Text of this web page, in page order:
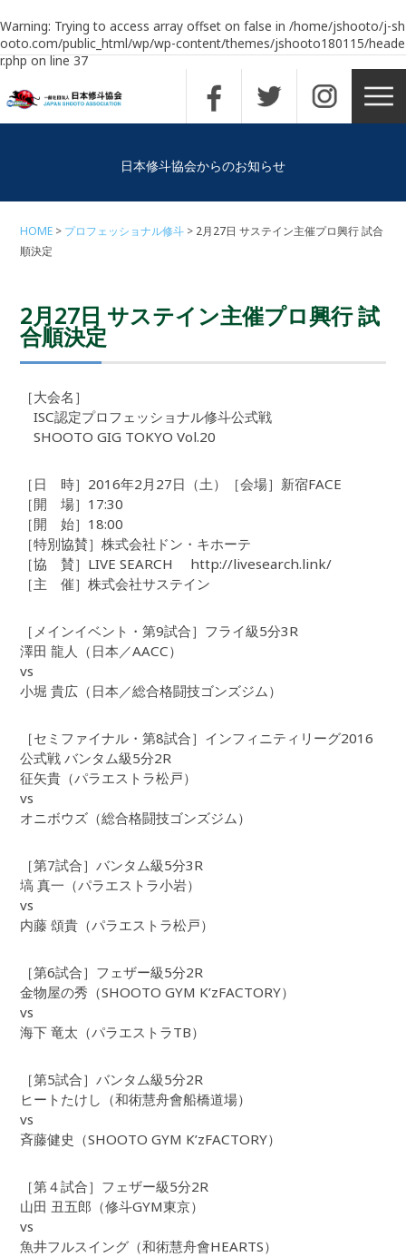
Warning: Trying to access array offset on false in /home/jshooto/j-sh
ooto.com/public_html/wp/wp-content/themes/jshooto180115/heade
r.phpon line37
日本修斗協会からのお知らせ
HOME プロフェッショナル修斗
2月27日 サステイン主催プロ興行 試合
順決定
2月27日 サステイン主催プロ興行 試
合順決定
［大会名］
ISC認定プロフェッショナル修斗公式戦
SHOOTO GIG TOKYO Vol.20
［日 時］2016年2月27日（土）［会場］新宿FACE
［開 場］17:30
［開 始］18:00
［特別協賛］株式会社ドン・キホーテ
［協 賛］LIVE SEARCH http://livesearch.link/
［主 催］株式会社サステイン
［メインイベント・第9試合］フライ級5分3R
澤田 龍人（日本／AACC）
vs
小堀 貴広（日本／総合格闘技ゴンズジム）
［セミファイナル・第8試合］インフィニティリーグ2016
公式戦 バンタム級5分2R
征矢貴（パラエストラ松戸）
vs
オニボウズ（総合格闘技ゴンズジム）
［第7試合］バンタム級5分3R
塙 真一（パラエストラ小岩）
vs
内藤 頌貴（パラエストラ松戸）
［第6試合］フェザー級5分2R
金物屋の秀（SHOOTO GYM K’zFACTORY）
vs
海下 竜太（パラエストラTB）
［第5試合］バンタム級5分2R
ヒートたけし（和術慧舟會船橋道場）
vs
斉藤健史（SHOOTO GYM K’zFACTORY）
［第４試合］フェザー級5分2R
山田 丑五郎（修斗GYM東京）
vs
魚井フルスイング（和術慧舟會HEARTS）